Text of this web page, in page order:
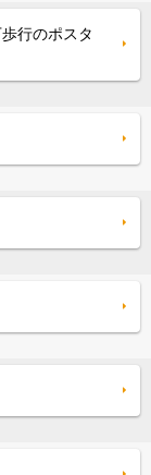
行のポスタ